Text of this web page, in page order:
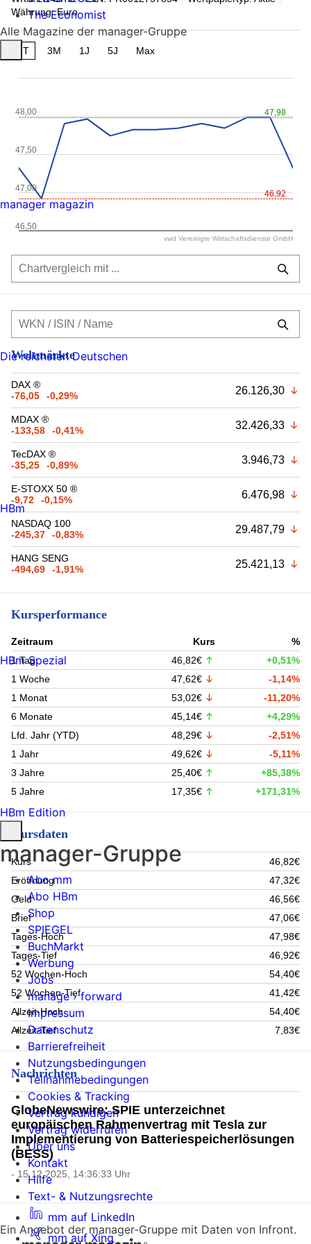
Währung: Euro
1T 3M 1J 5J Max
47,98
46,92
46,50
47,00
47,50
48,00
vwd Vereinigte Wirtschaftsdienste GmbH
Weltmärkte
DAX ®
-76,05
-0,29% 26.126,30
MDAX ®
-133,58
-0,41% 32.426,33
TecDAX ®
-35,25
-0,89% 3.946,73
E-STOXX 50 ®
-9,72
-0,15% 6.476,98
NASDAQ 100
-245,37
-0,83% 29.487,79
HANG SENG
-494,69
-1,91% 25.421,13
Kursperformance
Zeitraum Kurs
%
1 Tag
46,82€
+0,51%
1 Woche
47,62€
-1,14%
1 Monat
53,02€
-11,20%
6 Monate
45,14€
+4,29%
Lfd. Jahr (YTD)
48,29€
-2,51%
1 Jahr
49,62€
-5,11%
3 Jahre
25,40€
+85,38%
5 Jahre
17,35€ +171,31%
Kursdaten
Kurs
46,82€
Eröffnung
47,32€
Geld
46,56€
Brief
47,06€
Tages-Hoch
47,98€
Tages-Tief
46,92€
52 Wochen-Hoch
54,40€
52 Wochen-Tief
41,42€
Allzeit-Hoch
54,40€
Allzeit-Tief
7,83€
Nachrichten
GlobeNewswire: SPIE unterzeichnet
europäischen Rahmenvertrag mit Tesla zur
Implementierung von Batteriespeicherlösungen
(BESS)
- 15.12.2025, 14:36:33 Uhr
Ein Angebot der manager-Gruppe mit Daten von Infront.
The Economist
Alle Magazine der manager-Gruppe
manager magazin
Die reichsten Deutschen
HBm
HBm Spezial
HBm Edition
manager-Gruppe
Abo mm
Abo HBm
Shop
SPIEGEL
BuchMarkt
Werbung
Jobs
manage › forward
Impressum
Datenschutz
Barrierefreiheit
Nutzungsbedingungen
Teilnahmebedingungen
Cookies & Tracking
Vertrag kündigen
Vertrag widerrufen
Über uns
Kontakt
Hilfe
Text- & Nutzungsrechte
mm auf LinkedIn
mm auf Xing